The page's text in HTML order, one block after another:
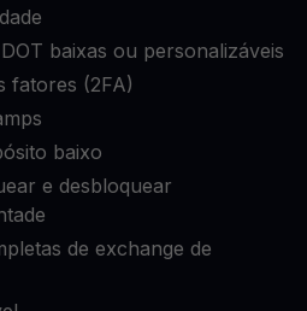
baixas ou personalizáveis
fatores (2FA)
baixo
e desbloquear
de exchange de